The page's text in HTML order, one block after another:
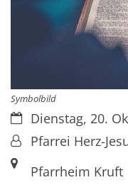
Symbolbild
Datum:Dienstag, 20.
Von:Pfarrei Herz-
Ort:Pfarrheim Kruft